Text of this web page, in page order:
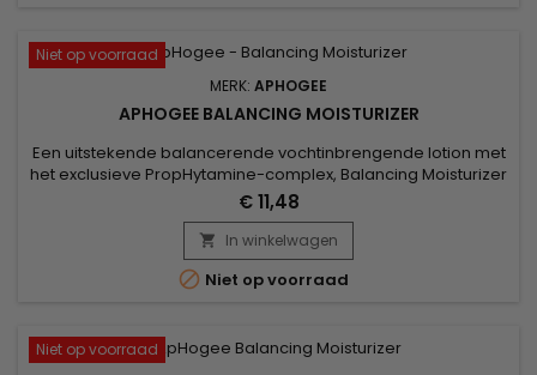
Niet op voorraad
MERK: APHOGEE
APHOGEE BALANCING MOISTURIZER
Een uitstekende balancerende vochtinbrengende lotion met
het exclusieve PropHytamine-complex, Balancing Moisturizer
van ApHogee voorziet je haar van de nodige eiwitten,
verzachtende en bevochtigende middelen en zorgt voor
kracht en elasticiteit ! Bijzonder aanbevolen op stijl, droog
haar en op de punten van lang haar.
€ 11,48
 In winkelwagen
 Niet op voorraad
Niet op voorraad